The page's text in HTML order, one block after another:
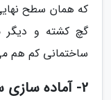
که همان سطح
گچ کشته و دیگر
ساختمانی کم هم
2- آماده سازی سطوح